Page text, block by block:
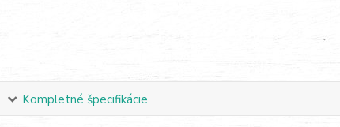
Kompletné špecifikácie